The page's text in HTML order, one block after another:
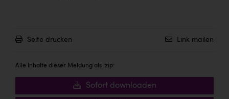
Seite drucken Link mailen
Alle Inhalte dieser Meldung als .zip:
Sofort downloaden